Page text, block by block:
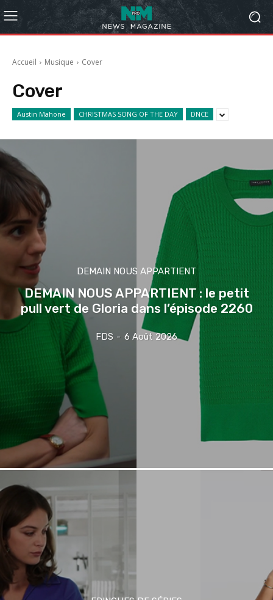
Accueil Musique Cover
Cover
Austin Mahone CHRISTMAS SONG OF THE DAY DNCE
DEMAIN NOUS APPARTIENT
DEMAIN NOUS APPARTIENT : le petit
pull vert de Gloria dans l’épisode 2260
FDS - 6 Août 2026